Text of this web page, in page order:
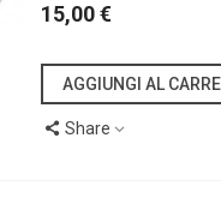
15,00 €
AGGIUNGI AL
Share